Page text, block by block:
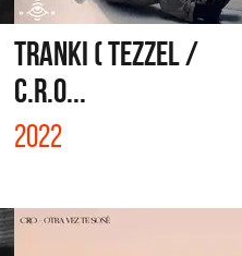
TRANKI ( TEZZEL /
C.R.O...
2022